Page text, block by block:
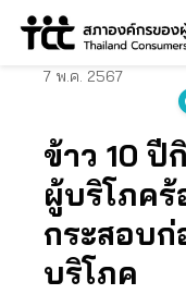
Skip
7 พ.ค. 2567
ข้าว 10 ปี
ผู้บริโภค
กระสอบก่
บริโภค